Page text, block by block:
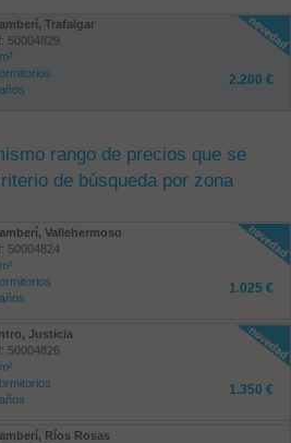
Trafalgar
50004829
2.200 €
rango de precios que se
de búsqueda por zona
Vallehermoso
50004824
1.025 €
Justicia
50004826
1.350 €
Ríos Rosas